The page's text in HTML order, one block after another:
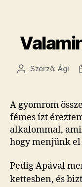
Bejegyzés
Szerző: Ági
A gyomrom
fémes ízt
alkalommal,
hogy menjünk el
Pedig Apával
kettesben, és